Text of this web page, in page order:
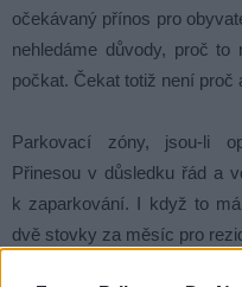
očekávaný přínos pro
nehledáme důvody, proč
počkat. Čekat totiž není proč
Parkovací zóny, jsou-li
Přinesou v důsledku řád a
k zaparkování. I když to
dvě stovky za měsíc pro